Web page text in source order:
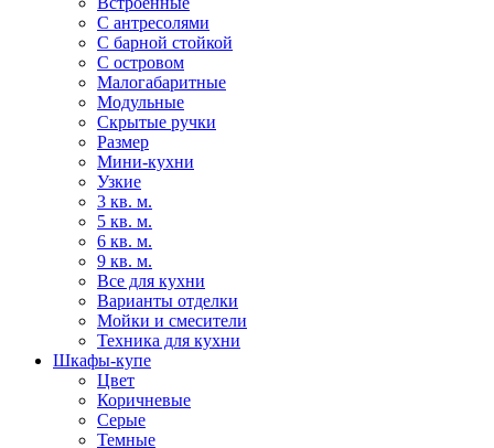
С антресолями
С барной стойкой
С островом
Малогабаритные
Модульные
Скрытые ручки
Размер
Мини-кухни
Узкие
3 кв. м.
5 кв. м.
6 кв. м.
9 кв. м.
Все для кухни
Варианты отделки
Мойки и смесители
Техника для кухни
Шкафы-купе
Цвет
Коричневые
Серые
Темные